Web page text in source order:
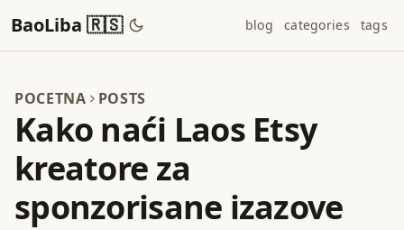
BaoLiba 🇷🇸 blog categories tags
POCETNA POSTS
Kako naći Laos Etsy
kreatore za
sponzorisane izazove